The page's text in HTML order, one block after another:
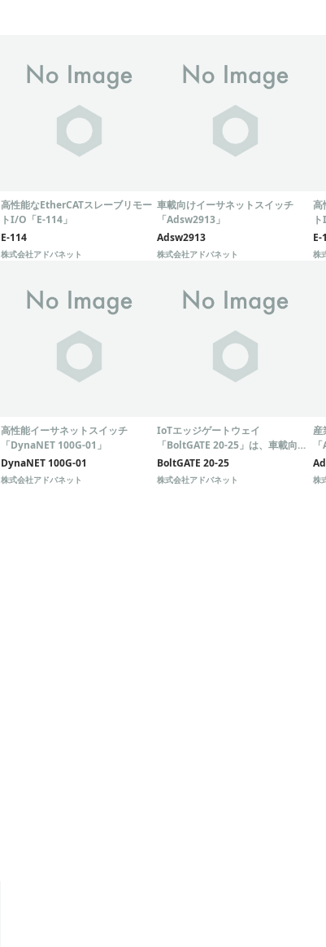
高性能なEtherCATスレーブリモー
トI/O「E-114」
E-114
株式会社アドバネット
車載向けイーサネットスイッチ
「Adsw2913」
Adsw2913
株式会社アドバネット
高
E-
株
高性能イーサネットスイッチ
「DynaNET 100G-01」
DynaNET 100G-01
株式会社アドバネット
IoTエッジゲートウェイ
「BoltGATE 20-25」は、車載向け
のマルチサービスIoTエッジゲート
ウェイです。
BoltGATE 20-25
株式会社アドバネット
産
ネ
株